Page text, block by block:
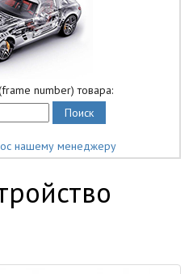
number) товара:
нашему менеджеру